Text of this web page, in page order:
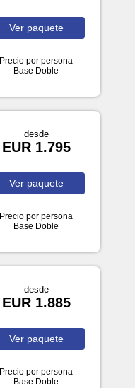
Ver paquete
Precio por persona
Base Doble
desde
EUR 1.795
Ver paquete
Precio por persona
Base Doble
desde
EUR 1.885
Ver paquete
Precio por persona
Base Doble